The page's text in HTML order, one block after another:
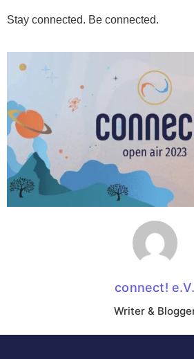
Stay connected. Be connected.
connect! e.V.
Writer &